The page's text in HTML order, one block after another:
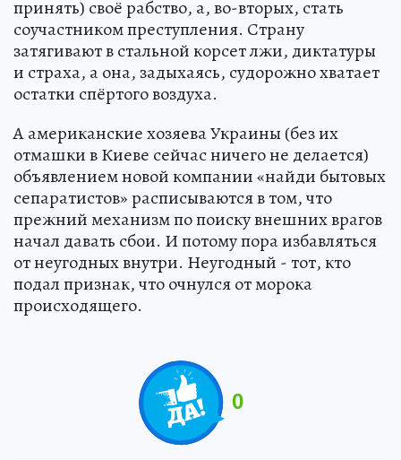
принять) своё рабство, а, во-вторых, стать
соучастником преступления. Страну
затягивают в стальной корсет лжи, диктатуры
и страха, а она, задыхаясь, судорожно хватает
остатки спёртого воздуха.
А американские хозяева Украины (без их
отмашки в Киеве сейчас ничего не делается)
объявлением новой компании «найди бытовых
сепаратистов» расписываются в том, что
прежний механизм по поиску внешних врагов
начал давать сбои. И потому пора избавляться
от неугодных внутри. Неугодный - тот, кто
подал признак, что очнулся от морока
происходящего.
0